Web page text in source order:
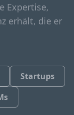
Expertise,
erhält, die er
Startups